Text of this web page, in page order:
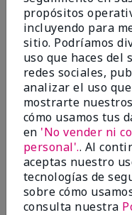
Conclusión Sí,
¿Le ha
opinión?
6 2
Marcar esta
5
Good Value
propósitos
incluyendo para
sitio. Podríamos
uso que haces del
redes sociales,
analizar el uso
mostrarte
cómo usamos tus
en 'No vender ni
personal'.. Al
aceptas nuestro
tecnologías de
sobre cómo
consulta nuestra